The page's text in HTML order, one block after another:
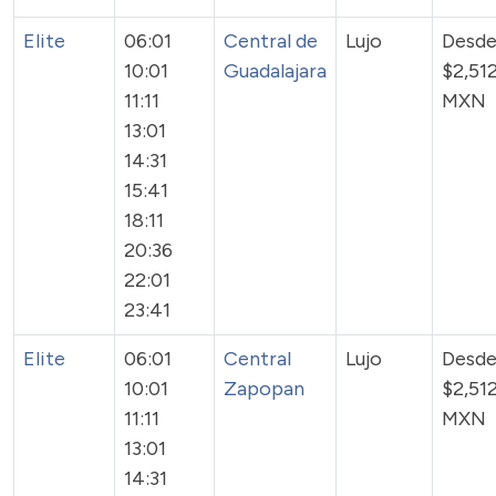
Elite
06:01
10:01
11:11
13:01
14:31
15:41
18:11
20:36
22:01
23:41
Central de
Guadalajara
Lujo
Desde
MXN
Elite
06:01
10:01
11:11
13:01
14:31
Central
Zapopan
Lujo
Desde
MXN